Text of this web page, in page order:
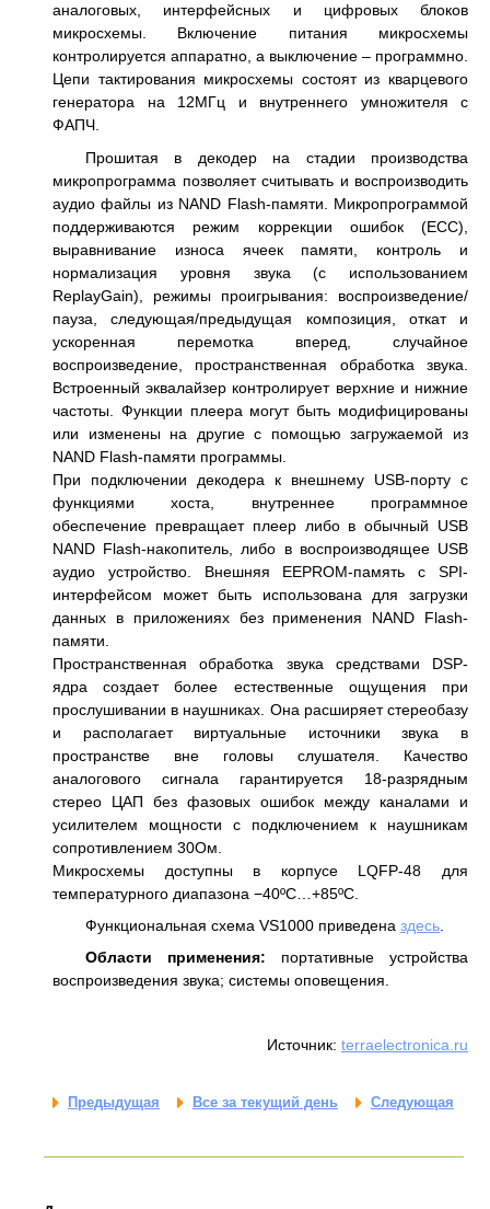
аналоговых, интерфейсных и цифровых блоков
микросхемы. Включение питания микросхемы
контролируется аппаратно, а выключение – программно.
Цепи тактирования микросхемы состоят из кварцевого
генератора на 12МГц и внутреннего умножителя с
ФАПЧ.
Прошитая в декодер на стадии производства
микропрограмма позволяет считывать и воспроизводить
аудио файлы из NAND Flash-памяти. Микропрограммой
поддерживаются режим коррекции ошибок (ECC),
выравнивание износа ячеек памяти, контроль и
нормализация уровня звука (с использованием
ReplayGain), режимы проигрывания: воспроизведение/
пауза, следующая/предыдущая композиция, откат и
ускоренная перемотка вперед, случайное
воспроизведение, пространственная обработка звука.
Встроенный эквалайзер контролирует верхние и нижние
частоты. Функции плеера могут быть модифицированы
или изменены на другие с помощью загружаемой из
NAND Flash-памяти программы.
При подключении декодера к внешнему USB-порту с
функциями хоста, внутреннее программное
обеспечение превращает плеер либо в обычный USB
NAND Flash-накопитель, либо в воспроизводящее USB
аудио устройство. Внешняя EEPROM-память с SPI-
интерфейсом может быть использована для загрузки
данных в приложениях без применения NAND Flash-
памяти.
Пространственная обработка звука средствами DSP-
ядра создает более естественные ощущения при
прослушивании в наушниках. Она расширяет стереобазу
и располагает виртуальные источники звука в
пространстве вне головы слушателя. Качество
аналогового сигнала гарантируется 18-разрядным
стерео ЦАП без фазовых ошибок между каналами и
усилителем мощности с подключением к наушникам
сопротивлением 30Ом.
Микросхемы доступны в корпусе LQFP-48 для
температурного диапазона −40ºC…+85ºC.
Функциональная схема VS1000 приведена здесь
Области применения: портативные устройства
воспроизведения звука; системы оповещения.
Источник: terraelectronica.ru
Предыдущая Все за текущий день Следующая